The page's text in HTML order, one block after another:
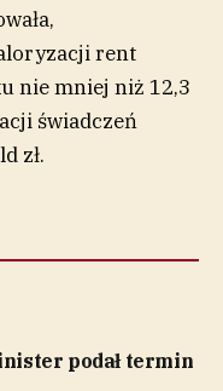
rent
nie mniej niż 12,3
świadczeń
zł.
podał termin